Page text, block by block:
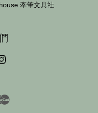
牽筆文具社
Master